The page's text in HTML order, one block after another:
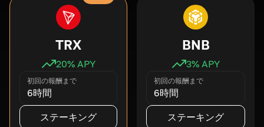
TRX
20% APY
初回の報酬まで
6時間
ステーキング
BNB
3% APY
初回の報酬まで
6時間
ステーキング